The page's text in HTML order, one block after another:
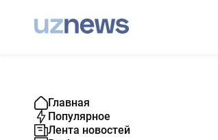
Главная
Популярное
Лента новостей